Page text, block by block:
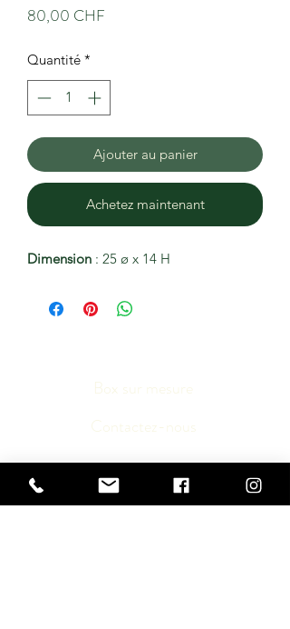
80,00 CHF
Quantité *
Ajouter au panier
Achetez maintenant
Dimension : 25 ø x 14 H
Box sur mesure
Contactez-nous
Conditions générales